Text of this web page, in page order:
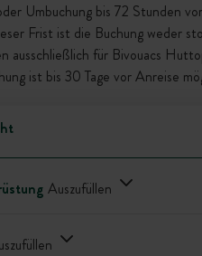
Umbuchung bis 72 Stunden
Frist ist die Buchung weder
ausschließlich für Bivouacs
ist bis 30 Tage vor Anreise
Auszufüllen